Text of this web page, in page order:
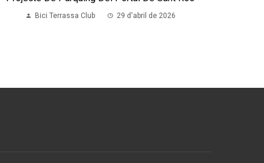
Bici Terrassa Club 29 d'abril de 2026